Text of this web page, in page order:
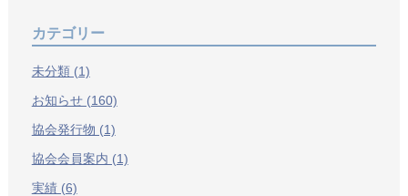
カテゴリー
未分類 (1)
お知らせ (160)
協会発行物 (1)
協会会員案内 (1)
実績 (6)